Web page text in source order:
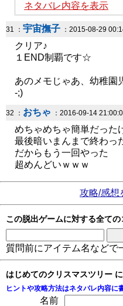
ネタバレ内容を表示
31 ： 宇宙撫子 ：2015-08-29
クリア♪
１END制覇です☆
あのメモじゃあ、幼稚園
-;)
32 ： おちゃ ：2016-09-14
めちゃめちゃ簡単だった
最後暗いまんまで終わっ
だからもう一回やった
超めんどいｗｗｗ
攻略/感想
この脱出ゲームに対する全て
質問前にアイテム名などで
はじめてのクリスマスツリー
ヒントや攻略方法はネタバレ内容に
名前